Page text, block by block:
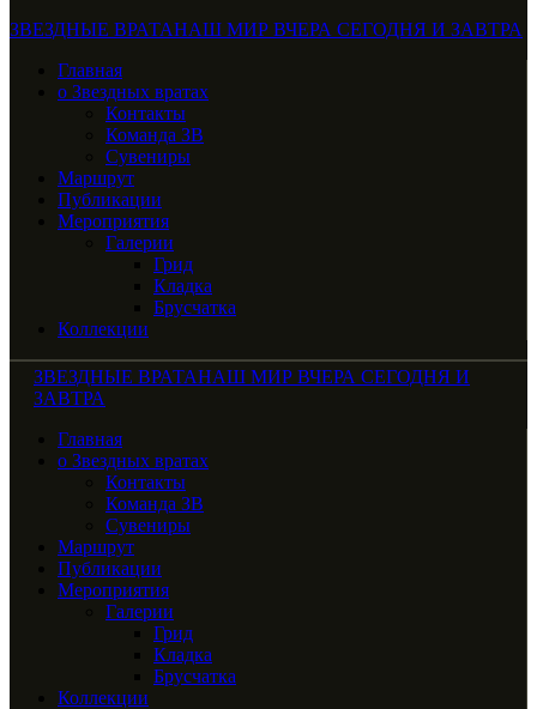
ЗВЕЗДНЫЕ ВРАТАНАШ МИР ВЧЕРА СЕГОДНЯ И ЗАВТРА
Главная
о Звездных вратах
Контакты
Команда ЗВ
Сувениры
Маршрут
Публикации
Мероприятия
Галерии
Грид
Кладка
Брусчатка
Коллекции
ЗВЕЗДНЫЕ ВРАТАНАШ МИР ВЧЕРА СЕГОДНЯ И
ЗАВТРА
Главная
о Звездных вратах
Контакты
Команда ЗВ
Сувениры
Маршрут
Публикации
Мероприятия
Галерии
Грид
Кладка
Брусчатка
Коллекции